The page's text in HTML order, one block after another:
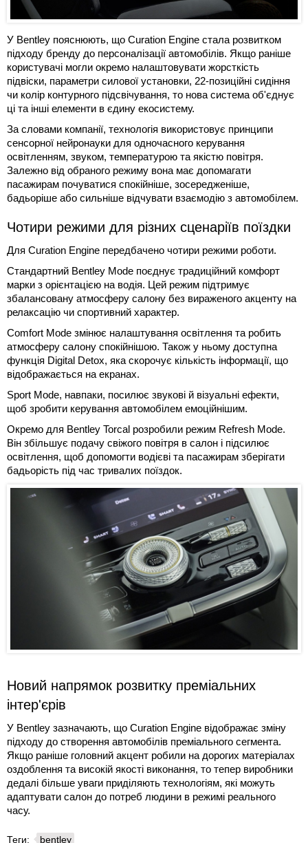
У Bentley пояснюють, що Curation Engine стала розвитком
підходу бренду до персоналізації автомобілів. Якщо раніше
користувачі могли окремо налаштовувати жорсткість
підвіски, параметри силової установки, 22-позиційні сидіння
чи колір контурного підсвічування, то нова система об'єднує
ці та інші елементи в єдину екосистему.
За словами компанії, технологія використовує принципи
сенсорної нейронауки для одночасного керування
освітленням, звуком, температурою та якістю повітря.
Залежно від обраного режиму вона має допомагати
пасажирам почуватися спокійніше, зосередженіше,
бадьоріше або сильніше відчувати взаємодію з автомобілем.
Чотири режими для різних сценаріїв поїздки
Для Curation Engine передбачено чотири режими роботи.
Стандартний Bentley Mode поєднує традиційний комфорт
марки з орієнтацією на водія. Цей режим підтримує
збалансовану атмосферу салону без вираженого акценту на
релаксацію чи спортивний характер.
Comfort Mode змінює налаштування освітлення та робить
атмосферу салону спокійнішою. Також у ньому доступна
функція Digital Detox, яка скорочує кількість інформації, що
відображається на екранах.
Sport Mode, навпаки, посилює звукові й візуальні ефекти,
щоб зробити керування автомобілем емоційнішим.
Окремо для Bentley Torcal розробили режим Refresh Mode.
Він збільшує подачу свіжого повітря в салон і підсилює
освітлення, щоб допомогти водієві та пасажирам зберігати
бадьорість під час тривалих поїздок.
Новий напрямок розвитку преміальних
інтер'єрів
У Bentley зазначають, що Curation Engine відображає зміну
підходу до створення автомобілів преміального сегмента.
Якщо раніше головний акцент робили на дорогих матеріалах
оздоблення та високій якості виконання, то тепер виробники
дедалі більше уваги приділяють технологіям, які можуть
адаптувати салон до потреб людини в режимі реального
часу.
Теги: bentley